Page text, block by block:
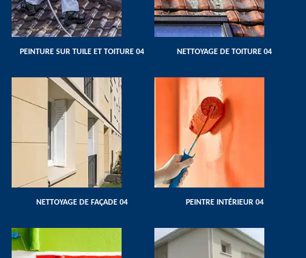
PEINTURE SUR TUILE ET TOITURE 04 NETTOYAGE DE TOITURE 04
NETTOYAGE DE FAÇADE 04 PEINTRE INTÉRIEUR 04